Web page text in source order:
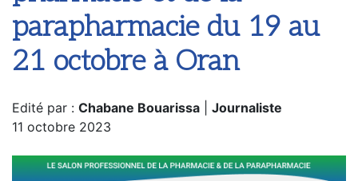
parapharmacie du 19 au
21 octobre à Oran
Edité par : Chabane Bouarissa
Journaliste
11 octobre 2023